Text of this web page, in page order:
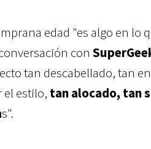
edad "es algo en lo
con
tan descabellado, tan
el estilo, tan alocado, tan
s".